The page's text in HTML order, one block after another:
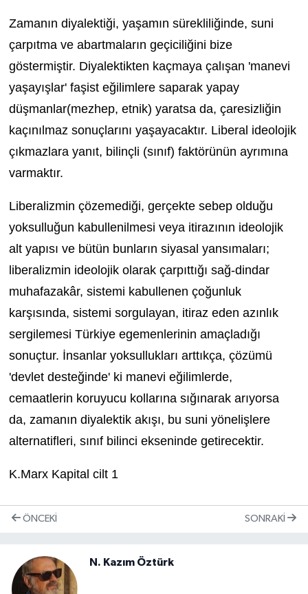
Zamanın diyalektiği, yaşamın sürekliliğinde, suni
çarpıtma ve abartmaların geçiciliğini bize
göstermiştir. Diyalektikten kaçmaya çalışan 'manevi
yaşayışlar' faşist eğilimlere saparak yapay
düşmanlar(mezhep, etnik) yaratsa da, çaresizliğin
kaçınılmaz sonuçlarını yaşayacaktır. Liberal ideolojik
çıkmazlara yanıt, bilinçli (sınıf) faktörünün ayrımına
varmaktır.
Liberalizmin çözemediği, gerçekte sebep olduğu
yoksulluğun kabullenilmesi veya itirazının ideolojik
alt yapısı ve bütün bunların siyasal yansımaları;
liberalizmin ideolojik olarak çarpıttığı sağ-dindar
muhafazakâr, sistemi kabullenen çoğunluk
karşısında, sistemi sorgulayan, itiraz eden azınlık
sergilemesi Türkiye egemenlerinin amaçladığı
sonuçtur. İnsanlar yoksullukları arttıkça, çözümü
'devlet desteğinde' ki manevi eğilimlerde,
cemaatlerin koruyucu kollarına sığınarak arıyorsa
da, zamanın diyalektik akışı, bu suni yönelişlere
alternatifleri, sınıf bilinci ekseninde getirecektir.
K.Marx Kapital cilt 1
ÖNCEKI SONRAKI
N. Kazım Öztürk